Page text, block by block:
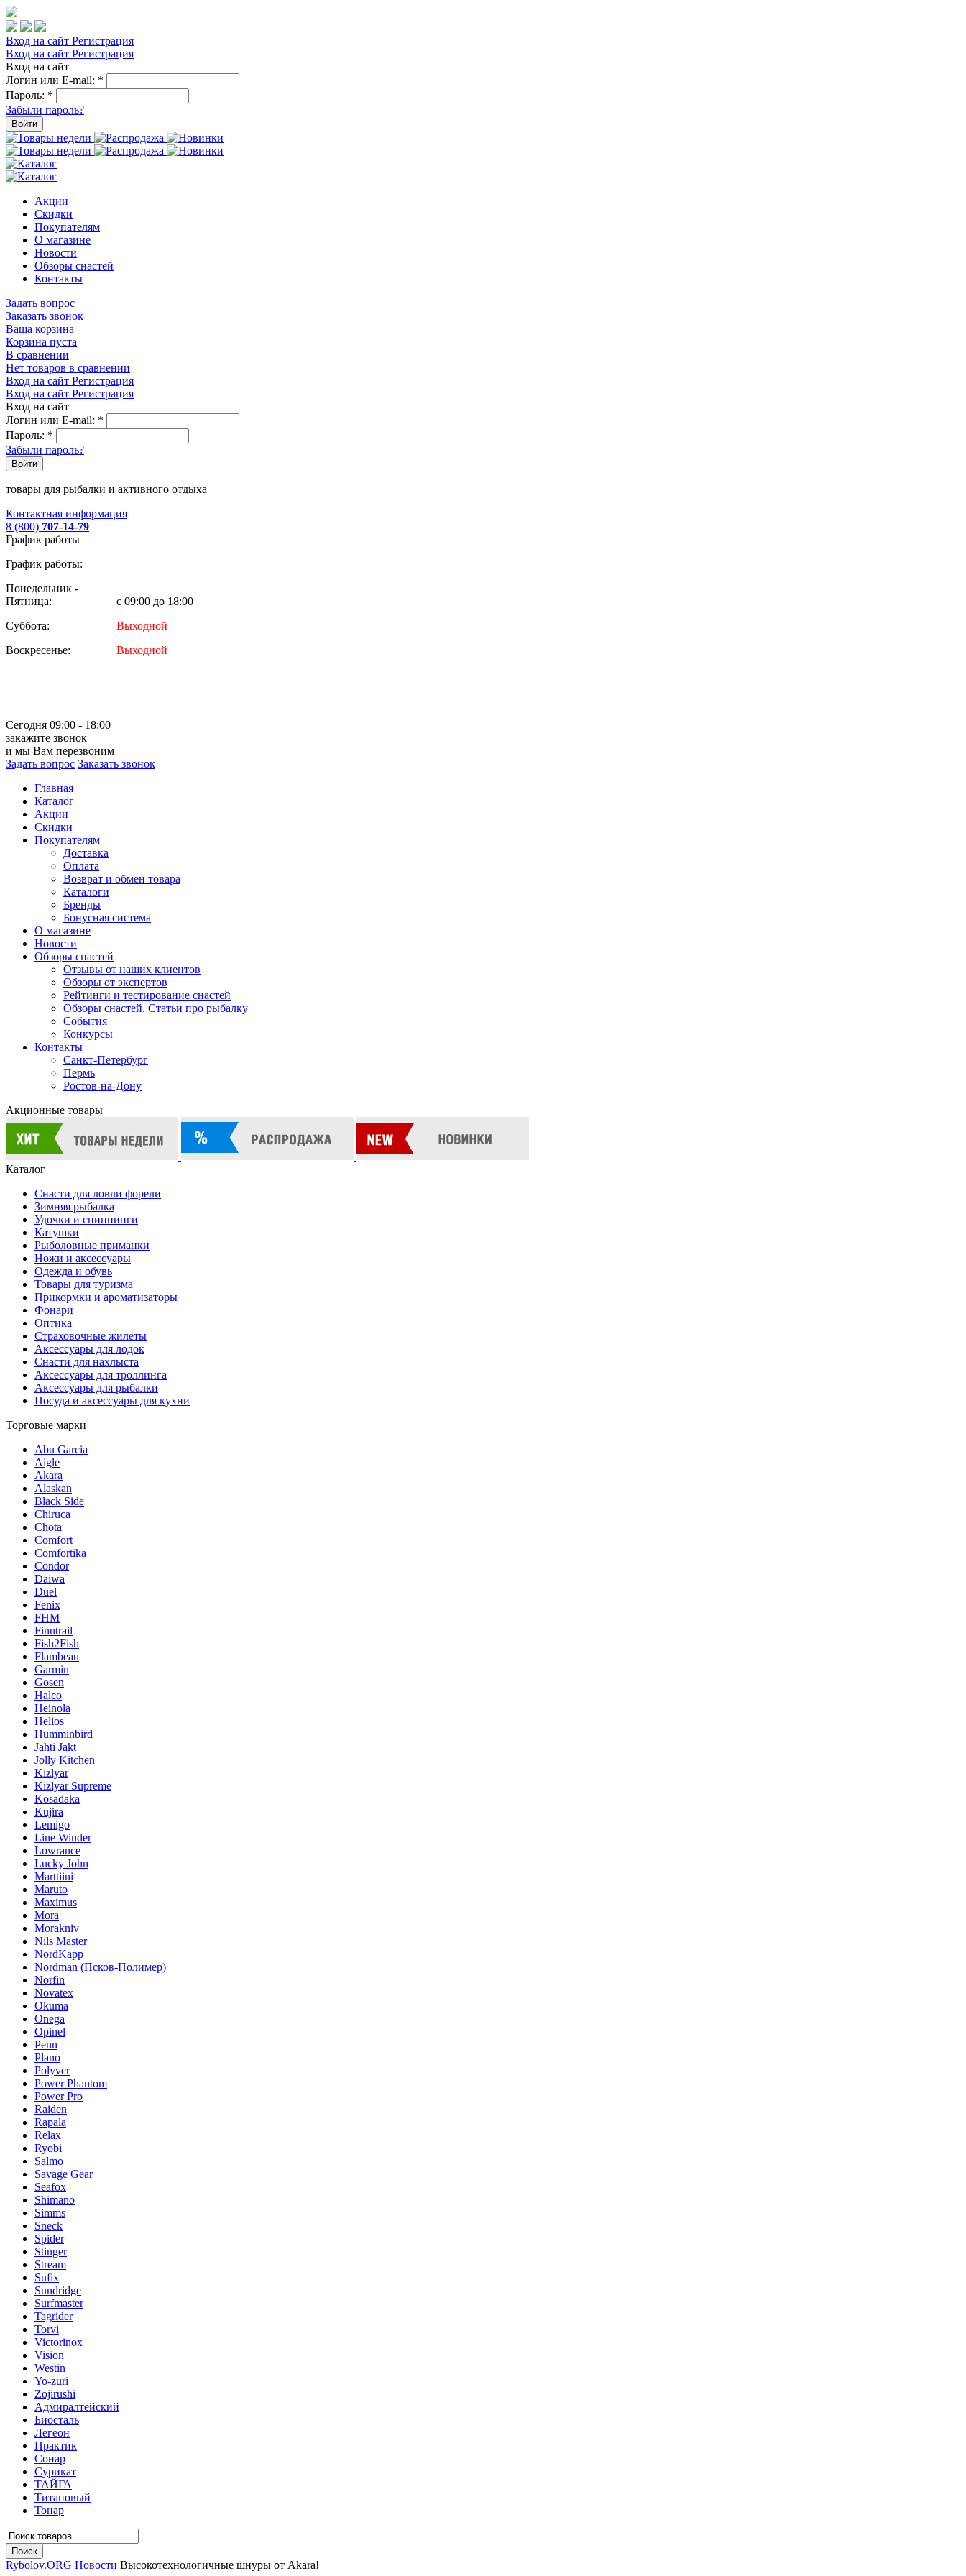
Вход на сайт Регистрация
Вход на сайт Регистрация
Вход на сайт
Логин или E-mail: *
Пароль: *
Забыли пароль?
Войти
Акции
Скидки
Покупателям
О магазине
Новости
Обзоры снастей
Контакты
Задать вопрос
Заказать звонок
Ваша корзина
Корзина пуста
В сравнении
Нет товаров в сравнении
Вход на сайт Регистрация
Вход на сайт Регистрация
Вход на сайт
Логин или E-mail: *
Пароль: *
Забыли пароль?
Войти
товары для рыбалки и активного отдыха
Контактная информация
8 (800) 707-14-79
График работы
График работы:
Понедельник -
Пятница:
с 09:00 до 18:00
Суббота:
Выходной
Воскресенье:
Выходной
Сегодня 09:00 - 18:00
закажите звонок
и мы Вам перезвоним
Задать вопрос Заказать звонок
Главная
Каталог
Акции
Скидки
Покупателям
Доставка
Оплата
Возврат и обмен товара
Каталоги
Бренды
Бонусная система
О магазине
Новости
Обзоры снастей
Отзывы от наших клиентов
Обзоры от экспертов
Рейтинги и тестирование снастей
Обзоры снастей. Статьи про рыбалку
События
Конкурсы
Контакты
Санкт-Петербург
Пермь
Ростов-на-Дону
Акционные товары
Каталог
Снасти для ловли форели
Зимняя рыбалка
Удочки и спиннинги
Катушки
Рыболовные приманки
Ножи и аксессуары
Одежда и обувь
Товары для туризма
Прикормки и ароматизаторы
Фонари
Оптика
Страховочные жилеты
Аксессуары для лодок
Снасти для нахлыста
Аксессуары для троллинга
Аксессуары для рыбалки
Посуда и аксессуары для кухни
Торговые марки
Abu Garcia
Aigle
Akara
Alaskan
Black Side
Chiruca
Chota
Comfort
Comfortika
Condor
Daiwa
Duel
Fenix
FHM
Finntrail
Fish2Fish
Flambeau
Garmin
Gosen
Halco
Heinola
Helios
Humminbird
Jahti Jakt
Jolly Kitchen
Kizlyar
Kizlyar Supreme
Kosadaka
Kujira
Lemigo
Line Winder
Lowrance
Lucky John
Marttiini
Maruto
Maximus
Mora
Morakniv
Nils Master
NordKapp
Nordman (Псков-Полимер)
Norfin
Novatex
Okuma
Onega
Opinel
Penn
Plano
Polyver
Power Phantom
Power Pro
Raiden
Rapala
Relax
Ryobi
Salmo
Savage Gear
Seafox
Shimano
Simms
Sneck
Spider
Stinger
Stream
Sufix
Sundridge
Surfmaster
Tagrider
Torvi
Victorinox
Vision
Westin
Yo-zuri
Zojirushi
Адмиралтейский
Биосталь
Легеон
Практик
Сонар
Сурикат
ТАЙГА
Титановый
Тонар
Rybolov.ORG Новости Высокотехнологичные шнуры от Akara!